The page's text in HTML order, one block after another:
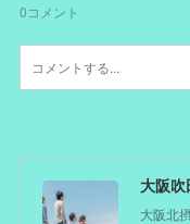
0コメント
大阪北